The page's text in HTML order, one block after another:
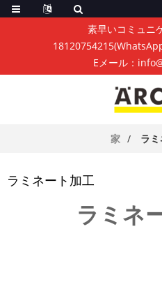
素早いコミュニ
18120754215
Eメール：
家 ラ
ラミネート加工
ラミネ